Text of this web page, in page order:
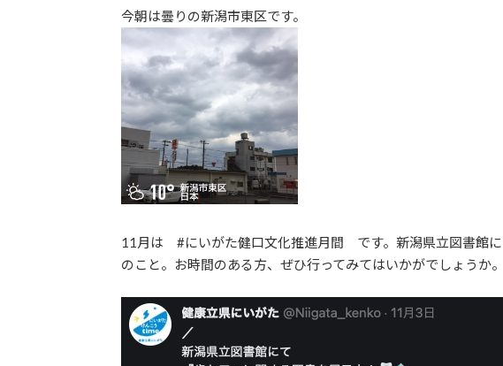
新
日
時
:
今朝は曇りの新潟市東区です。
11月は #にいがた健口文化推進月間 です。新潟県立図書館に
のこと。お時間のある方、ぜひ行ってみてはいかがでしょうか。